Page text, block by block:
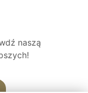
naszą